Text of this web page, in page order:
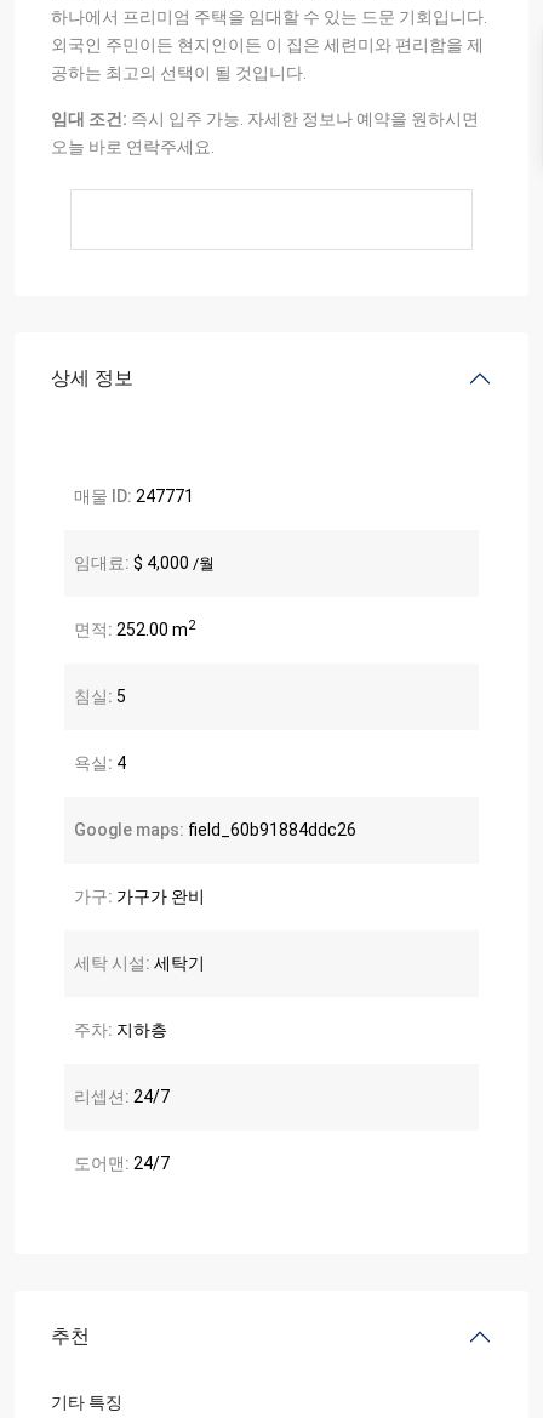
하나에서 프리미엄 주택을 임대할 수 있는 드문 기회입니다.
외국인 주민이든 현지인이든 이 집은 세련미와 편리함을 제
공하는 최고의 선택이 될 것입니다.
임대 조건: 즉시 입주 가능. 자세한 정보나 예약을 원하시면
오늘 바로 연락주세요.
상세 정보
매물 ID: 247771
임대료: $ 4,000 /월
면적: 252.00 m2
침실: 5
욕실: 4
Google maps: field_60b91884ddc26
가구: 가구가 완비
세탁 시설: 세탁기
주차: 지하층
리셉션: 24/7
도어맨: 24/7
추천
기타 특징